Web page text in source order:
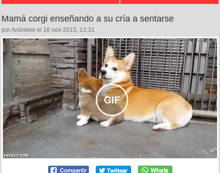
Mamá corgi enseñando a su cría a sentarse
por Anónimo el 16 nov 2015, 13:31